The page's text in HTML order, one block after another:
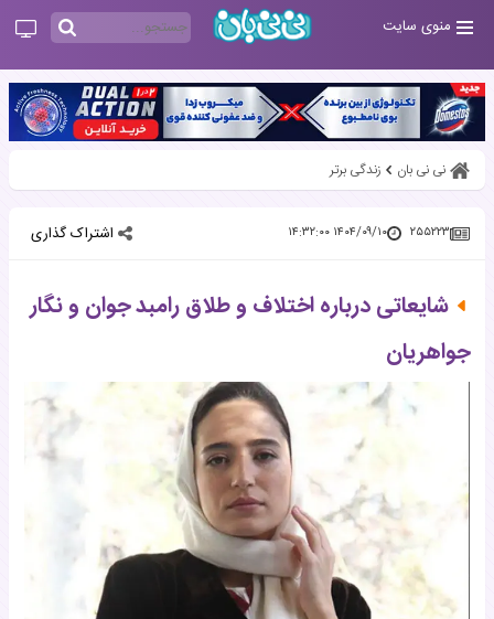
منوی سایت
نی نی بان زندگی برتر
۲۵۵۲۲۳ ۱۴۰۴/۰۹/۱۰ ۱۴:۳۲:۰۰ اشتراک گذاری
شایعاتی درباره اختلاف و طلاق رامبد جوان و نگار
جواهریان